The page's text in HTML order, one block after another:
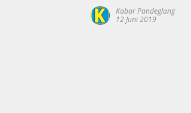
Kabar Pandeglang
12 Juni 2019